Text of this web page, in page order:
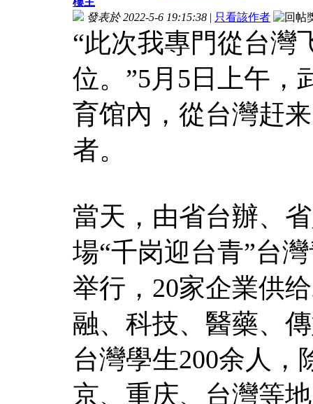
發表於 2022-5-6 19:15:38 | 只看該作者
“此次我專門從台灣
位。”5月5日上午，
育馆內，從台灣赶
者。
當天，由省台辦、
場“千岗迎台青”台
举行，20家企業供
融、科技、醫藥、
台灣學生200余人
京、重庆、台灣等